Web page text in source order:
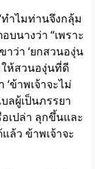
ำไมท่านจึงกลุ้ม
บนางว่า “เพราะ
าว่า ‘ยกสวนองุ่น
ให้สวนองุ่นที่ดี
‘ข้าพเจ้าจะไม่
บลผู้เป็นภรรยา
เปล่า ลุกขึ้นและ
ล้ว ข้าพเจ้าจะ